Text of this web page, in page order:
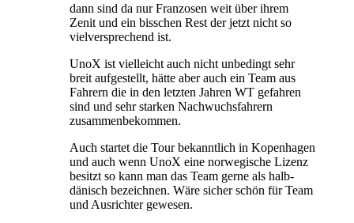
dann sind da nur Franzosen weit über ihrem
Zenit und ein bisschen Rest der jetzt nicht so
vielversprechend ist.
UnoX ist vielleicht auch nicht unbedingt sehr
breit aufgestellt, hätte aber auch ein Team aus
Fahrern die in den letzten Jahren WT gefahren
sind und sehr starken Nachwuchsfahrern
zusammenbekommen.
Auch startet die Tour bekanntlich in Kopenhagen
und auch wenn UnoX eine norwegische Lizenz
besitzt so kann man das Team gerne als halb-
dänisch bezeichnen. Wäre sicher schön für Team
und Ausrichter gewesen.